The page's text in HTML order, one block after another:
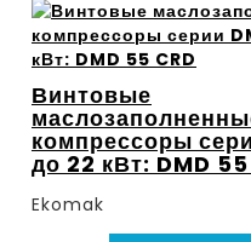
Винтовые
компрессоры
до 22 кВт: DMD 55
Ekomak